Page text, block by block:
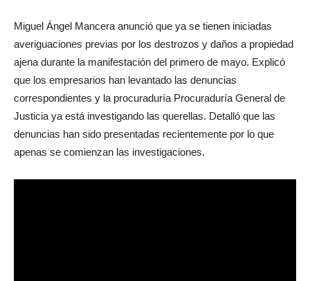
Miguel Ángel Mancera anunció que ya se tienen iniciadas
averiguaciones previas por los destrozos y daños a propiedad
ajena durante la manifestación del primero de mayo. Explicó
que los empresarios han levantado las denuncias
correspondientes y la procuraduría Procuraduría General de
Justicia ya está investigando las querellas. Detalló que las
denuncias han sido presentadas recientemente por lo que
apenas se comienzan las investigaciones.